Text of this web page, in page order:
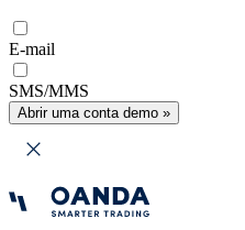
E-mail
SMS/MMS
Abrir uma conta demo »